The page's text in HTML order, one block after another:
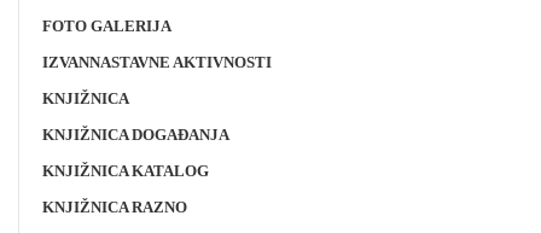
FOTO GALERIJA
IZVANNASTAVNE AKTIVNOSTI
KNJIŽNICA
KNJIŽNICA DOGAĐANJA
KNJIŽNICA KATALOG
KNJIŽNICA RAZNO